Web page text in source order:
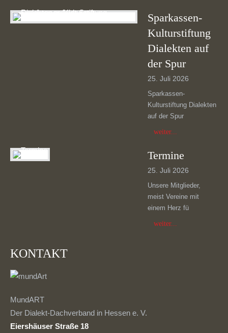
Sparkassen-
Kulturstiftung
Dialekten auf
der Spur
25. Juli 2026
Sparkassen-
Kulturstiftung Dialekten
auf der Spur
weiter...
Termine
25. Juli 2026
Unsere Mitglieder,
meist Vereine mit
einem Herz fü
weiter...
KONTAKT
MundART
Der Dialekt-Dachverband in Hessen e. V.
Eiershäuser Straße 18